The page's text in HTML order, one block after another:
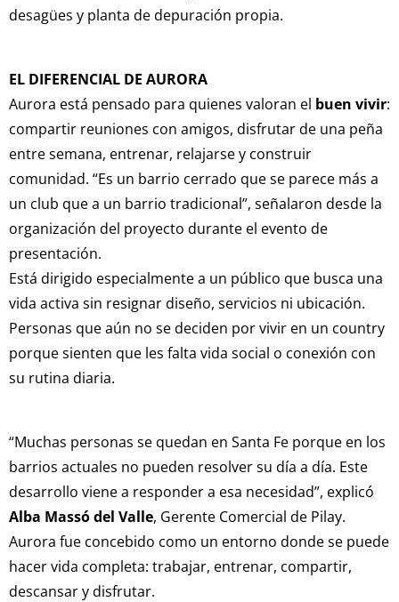
desagües y planta de depuración propia.
EL DIFERENCIAL DE AURORA
Aurora está pensado para quienes valoran el buen vivir:
compartir reuniones con amigos, disfrutar de una peña
entre semana, entrenar, relajarse y construir
comunidad. “Es un barrio cerrado que se parece más a
un club que a un barrio tradicional”, señalaron desde la
organización del proyecto durante el evento de
presentación.
Está dirigido especialmente a un público que busca una
vida activa sin resignar diseño, servicios ni ubicación.
Personas que aún no se deciden por vivir en un country
porque sienten que les falta vida social o conexión con
su rutina diaria.
“Muchas personas se quedan en Santa Fe porque en los
barrios actuales no pueden resolver su día a día. Este
desarrollo viene a responder a esa necesidad”, explicó
Alba Massó del Valle, Gerente Comercial de Pilay.
Aurora fue concebido como un entorno donde se puede
hacer vida completa: trabajar, entrenar, compartir,
descansar y disfrutar.